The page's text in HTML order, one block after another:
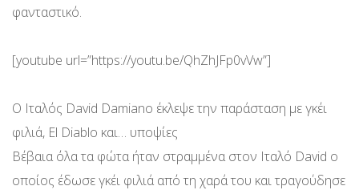
φανταστικό.
[youtube url=”https://youtu.be/QhZhJFp0vVw”]
Ο Ιταλός David Damiano έκλεψε την παράσταση με γκέι
φιλιά, El Diablo και… υποψίες
Βέβαια όλα τα φώτα ήταν στραμμένα στον Ιταλό David ο
οποίος έδωσε γκέι φιλιά από τη χαρά του και τραγούδησε